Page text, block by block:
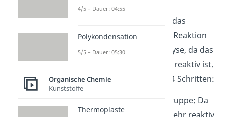
Herstellung sind das
Adipinsäuredichlorid und das
Hexamethylendiamin. Die Reaktion
benötigt keine Säurekatalyse, da das
Adipinsäuredichlorid sehr reaktiv ist.
Die Reaktion besteht aus 4 Schritten:
auf -COCl-Gruppe: Da
4/5 – Dauer: 04:55
Polykondensation
5/5 – Dauer: 05:30
Organische Chemie
Kunststoffe
Thermoplaste